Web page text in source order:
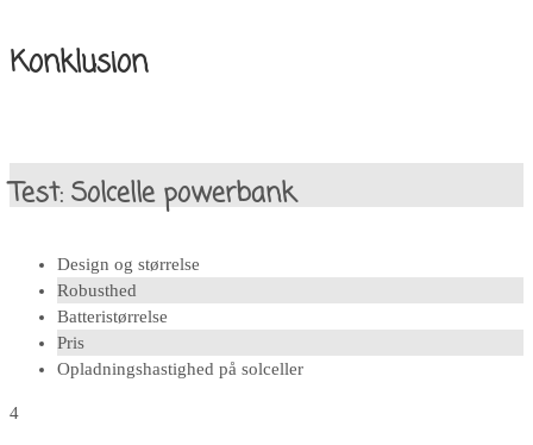
Konklusion
Test: Solcelle powerbank
Design og størrelse
Robusthed
Batteristørrelse
Pris
Opladningshastighed på solceller
4